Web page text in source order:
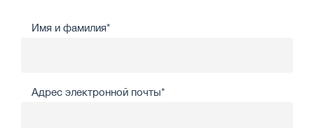
Имя и фамилия*
Адрес электронной почты*